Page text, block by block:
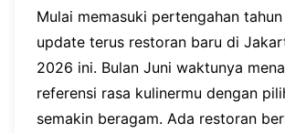
Mulai memasuki pertengahan
update terus restoran baru di
2026 ini. Bulan Juni waktunya
referensi rasa kulinermu dengan
semakin beragam. Ada restoran